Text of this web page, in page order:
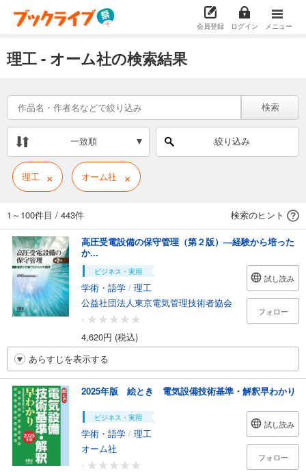
会員登録 ログイン メニュー
理工 - オーム社の検索結果
検索
一致順 絞り込み
理工 × オーム社 ×
1～100件目 / 443件 検索のヒント
高圧受電設備の保守管理（第２版）―経験から培った
か...
ビジネス・実用
学術・語学 / 理工
公益社団法人東京電気管理技術者協会
-
4,620円 (税込)
試し読み
フォロー
あらすじを表示する
2025年版 絵とき 電気設備技術基準・解釈早わかり
ビジネス・実用
学術・語学 / 理工
オーム社
-
試し読み
フォロー